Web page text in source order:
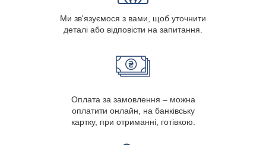
Ми зв'язуємося з вами, щоб уточнити
деталі або відповісти на запитання.
Оплата за замовлення – можна
оплатити онлайн, на банківську
картку, при отриманні, готівкою.